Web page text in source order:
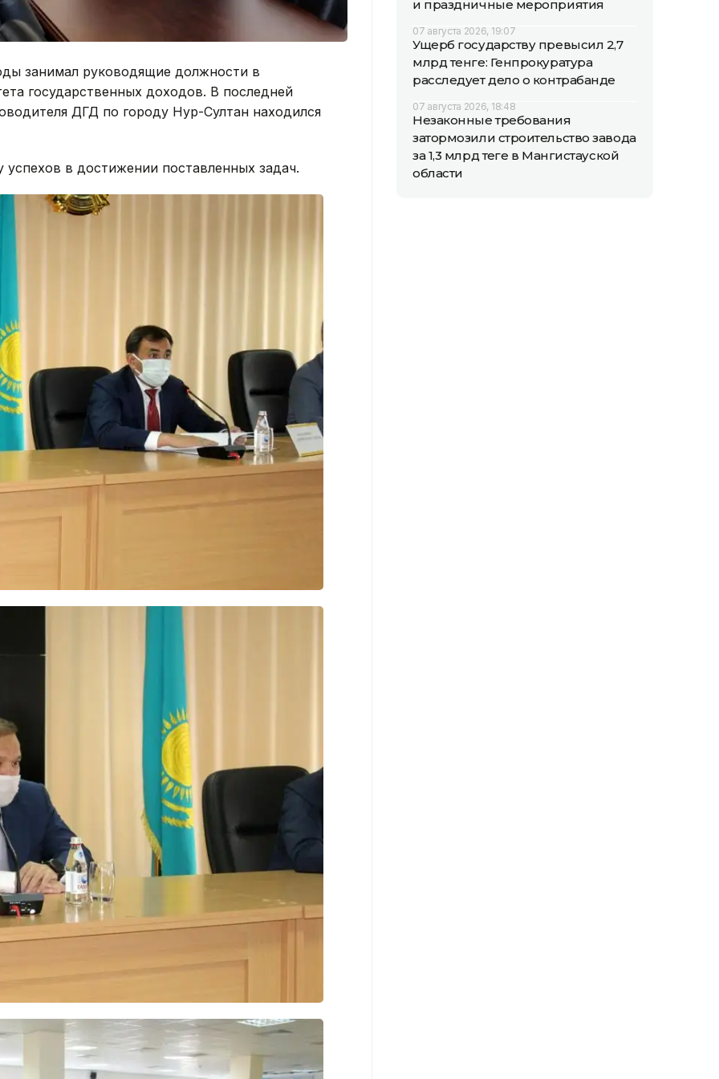
занимал руководящие должности в
государственных доходов. В последней
ДГД по городу Нур-Султан находился
в достижении поставленных задач.
и праздничные мероприятия
07 августа 2026, 19:07
Ущерб государству превысил 2,7
млрд тенге: Генпрокуратура
расследует дело о контрабанде
07 августа 2026, 18:48
Незаконные требования
затормозили строительство завода
за 1,3 млрд теңге в Мангистауской
области